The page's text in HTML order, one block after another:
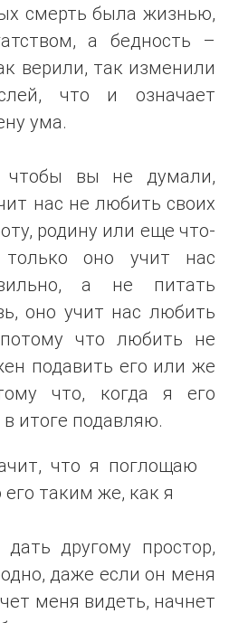
смерть была жизнью,
а бедность –
верили, так изменили
что и означает
ума.
чтобы вы не думали,
нас не любить своих
родину или еще что-
оно учит нас
а не питать
оно учит нас любить
потому что любить не
подавить его или же
что, когда я его
итоге подавляю.
что я поглощаю
таким же, как я
другому простор,
даже если он меня
меня видеть, начнет